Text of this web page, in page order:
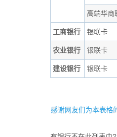
高端华商
工商银行 银联卡
农业银行 银联卡
建设银行 银联卡
感谢网友们为本表格